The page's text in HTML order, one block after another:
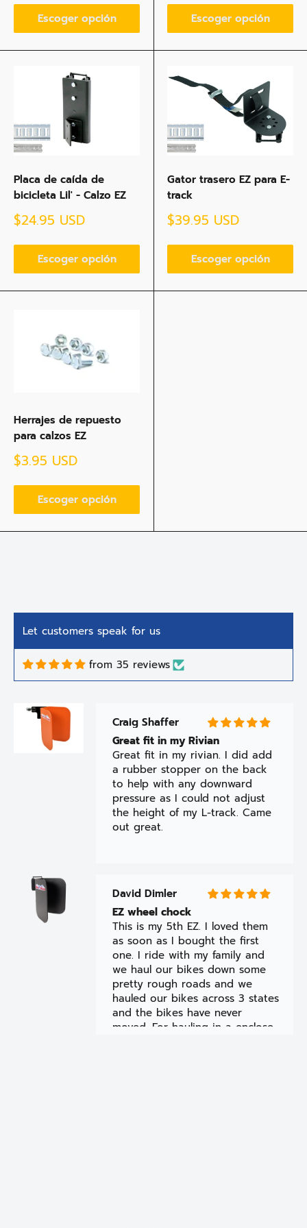
Escoger opción
venta
Escoger opción
Placa de caída de
bicicleta Lil' - Calzo EZ
Precio
de
venta
$24.95 USD
Escoger opción
Gator trasero EZ para E-
track
Precio
de
venta
$39.95 USD
Escoger opción
Herrajes de repuesto
para calzos EZ
Precio
de
venta
$3.95 USD
Escoger opción
Let customers speak for us
from 35 reviews
Great fit in my rivian. I did add
a rubber stopper on the back
the height of my L-track. Came
out great.
David Dimler
EZ wheel chock
This is my 5th EZ. I loved them
as soon as I bought the first
one. I ride with my family and
we haul our bikes down some
trailer the Ez is the only way to
go.